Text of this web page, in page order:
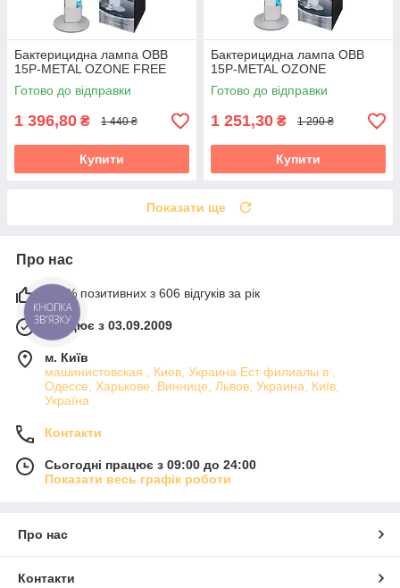
Бактерицидна лампа OBB
15P-METAL OZONE FREE
Готово до відправки
1 396,80 ₴ 1 440 ₴
Купити
Бактерицидна лампа OBB
15P-METAL OZONE
Готово до відправки
1 251,30 ₴ 1 290 ₴
Купити
Показати ще
Про нас
100% позитивних з 606 відгуків за рік
Працює з 03.09.2009
м. Київ
машинистовская , Киев, Украина Ест филиалы в ,
Одессе, Харькове, Виннице, Львов, Украина, Київ,
Україна
Контакти
Сьогодні працює з 09:00 до 24:00
Показати весь графік роботи
Про нас
Контакти
КНОПКА
ЗВ'ЯЗКУ